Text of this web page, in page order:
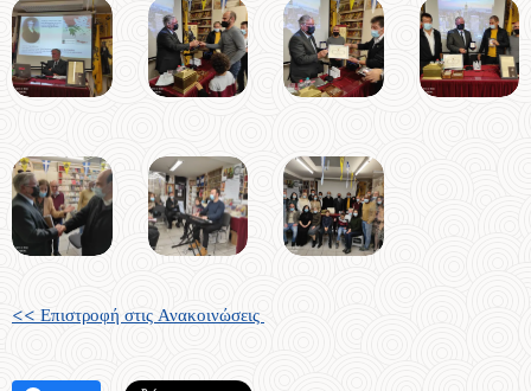
<< Επιστροφή στις Ανακοινώσεις